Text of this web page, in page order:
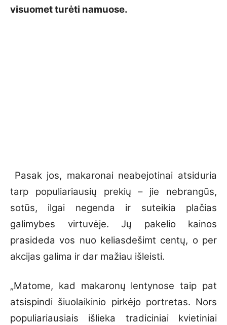
visuomet turėti namuose.
Pasak jos, makaronai neabejotinai atsiduria
tarp populiariausių prekių – jie nebrangūs,
sotūs, ilgai negenda ir suteikia plačias
galimybes virtuvėje. Jų pakelio kainos
prasideda vos nuo keliasdešimt centų, o per
akcijas galima ir dar mažiau išleisti.
„Matome, kad makaronų lentynose taip pat
atsispindi šiuolaikinio pirkėjo portretas. Nors
populiariausiais išlieka tradiciniai kvietiniai